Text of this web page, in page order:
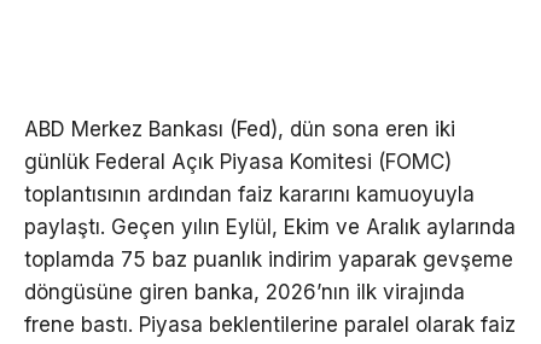
ABD Merkez Bankası (Fed), dün sona eren iki
günlük Federal Açık Piyasa Komitesi (FOMC)
toplantısının ardından faiz kararını kamuoyuyla
paylaştı. Geçen yılın Eylül, Ekim ve Aralık aylarında
toplamda 75 baz puanlık indirim yaparak gevşeme
döngüsüne giren banka, 2026’nın ilk virajında
frene bastı. Piyasa beklentilerine paralel olarak faiz